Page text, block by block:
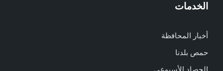
الخدمات
أخبار المحافظة
حمص بلدنا
الحصاد الأسبوعي